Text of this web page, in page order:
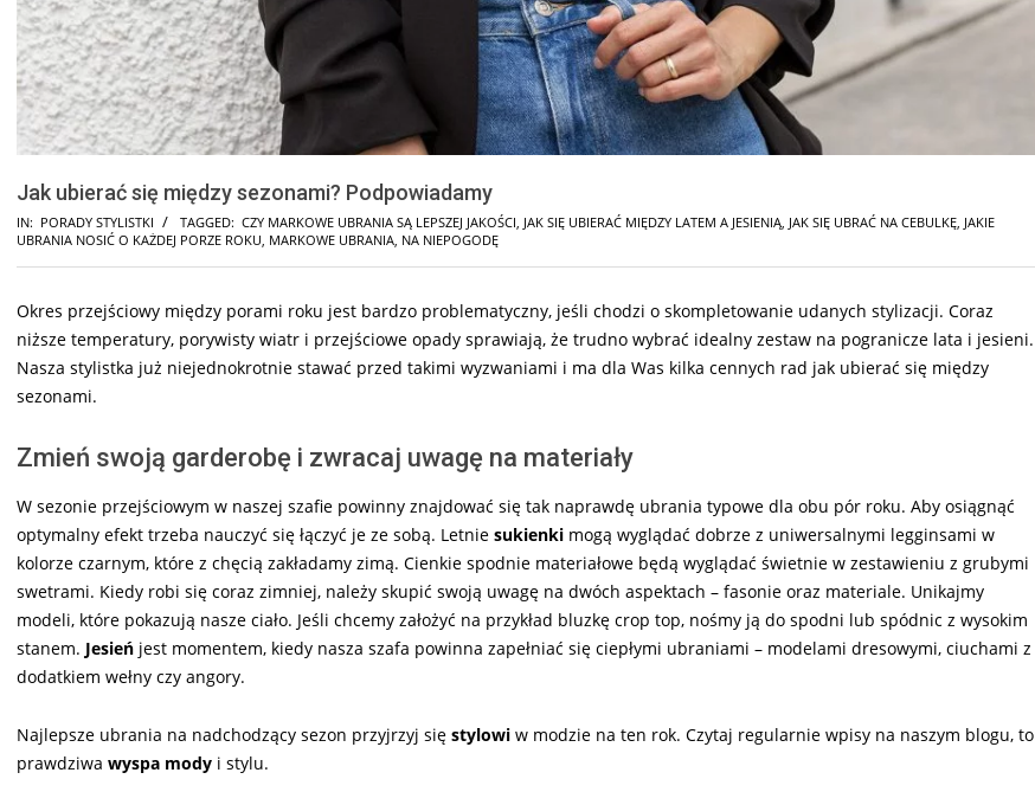
Jak ubierać się między sezonami? Podpowiadamy
IN: PORADY STYLISTKI TAGGED: CZY MARKOWE UBRANIA SĄ LEPSZEJ JAKOŚCI, JAK SIĘ UBIERAĆ MIĘDZY LATEM A JESIENIĄ, JAK SIĘ UBRAĆ NA CEBULKĘ, JAKIE
UBRANIA NOSIĆ O KAŻDEJ PORZE ROKU, MARKOWE UBRANIA, NA NIEPOGODĘ
Okres przejściowy między porami roku jest bardzo problematyczny, jeśli chodzi o skompletowanie udanych stylizacji. Coraz
niższe temperatury, porywisty wiatr i przejściowe opady sprawiają, że trudno wybrać idealny zestaw na pogranicze lata i jesieni.
Nasza stylistka już niejednokrotnie stawać przed takimi wyzwaniami i ma dla Was kilka cennych rad jak ubierać się między
sezonami.
Zmień swoją garderobę i zwracaj uwagę na materiały
W sezonie przejściowym w naszej szafie powinny znajdować się tak naprawdę ubrania typowe dla obu pór roku. Aby osiągnąć
optymalny efekt trzeba nauczyć się łączyć je ze sobą. Letnie sukienki mogą wyglądać dobrze z uniwersalnymi legginsami w
kolorze czarnym, które z chęcią zakładamy zimą. Cienkie spodnie materiałowe będą wyglądać świetnie w zestawieniu z grubymi
swetrami. Kiedy robi się coraz zimniej, należy skupić swoją uwagę na dwóch aspektach – fasonie oraz materiale. Unikajmy
modeli, które pokazują nasze ciało. Jeśli chcemy założyć na przykład bluzkę crop top, nośmy ją do spodni lub spódnic z wysokim
stanem. Jesień jest momentem, kiedy nasza szafa powinna zapełniać się ciepłymi ubraniami – modelami dresowymi, ciuchami z
dodatkiem wełny czy angory.
Najlepsze ubrania na nadchodzący sezon przyjrzyj się stylowi w modzie na ten rok. Czytaj regularnie wpisy na naszym blogu, to
prawdziwa wyspa mody i stylu.